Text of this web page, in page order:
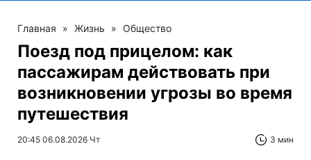
Главная » Жизнь » Общество
Поезд под прицелом: как
пассажирам действовать при
возникновении угрозы во время
путешествия
20:45 06.08.2026 Чт 3 мин